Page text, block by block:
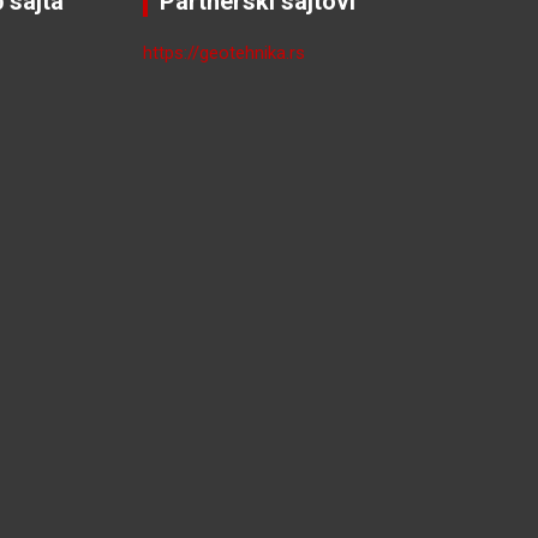
https://geotehnika.rs